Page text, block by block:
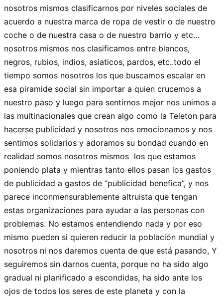
nosotros mismos clasificarnos por niveles sociales de
acuerdo a nuestra marca de ropa de vestir o de nuestro
coche o de nuestra casa o de nuestro barrio y etc…
nosotros mismos nos clasificamos entre blancos,
negros, rubios, indios, asiaticos, pardos, etc..todo el
tiempo somos nosotros los que buscamos escalar en
esa piramide social sin importar a quien crucemos a
nuestro paso y luego para sentirnos mejor nos unimos a
las multinacionales que crean algo como la Teleton para
hacerse publicidad y nosotros nos emocionamos y nos
sentimos solidarios y adoramos su bondad cuando en
realidad somos nosotros mismos los que estamos
poniendo plata y mientras tanto ellos pasan los gastos
de publicidad a gastos de “publicidad benefica”, y nos
parece inconmensurablemente altruista que tengan
estas organizaciones para ayudar a las personas con
problemas. No estamos entendiendo nada y por eso
mismo pueden si quieren reducir la población mundial y
nosotros ni nos daremos cuenta de que está pasando, Y
seguiremos sin darnos cuenta, porque no ha sido algo
gradual ni planificado a escondidas, ha sido ante los
ojos de todos los seres de este planeta y con la